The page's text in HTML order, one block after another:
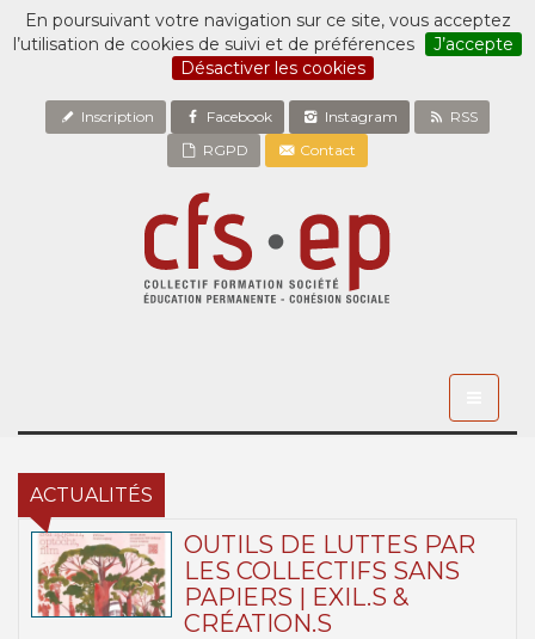
En poursuivant votre navigation sur ce site, vous acceptez
l’utilisation de cookies de suivi et de préférences
J’accepte
Désactiver les cookies
Inscription Facebook Instagram
RSS
RGPD
Contact
ACTUALITÉS
OUTILS DE LUTTES PAR
LES COLLECTIFS SANS
PAPIERS | EXIL.S &
CRÉATION.S